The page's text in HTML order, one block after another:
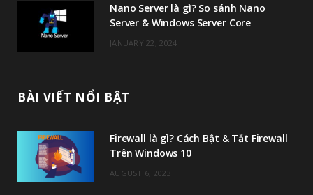
Nano Server là gì? So sánh Nano
Server & Windows Server Core
JANUARY 22, 2024
BÀI VIẾT NỔI BẬT
Firewall là gì? Cách Bật & Tắt Firewall
Trên Windows 10
AUGUST 6, 2023